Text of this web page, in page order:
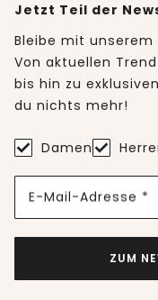
Jetzt Teil der
Bleibe mit
Von aktuellen
bis hin zu
du nichts mehr!
Damen
E-Mail-Adresse *
ZUM